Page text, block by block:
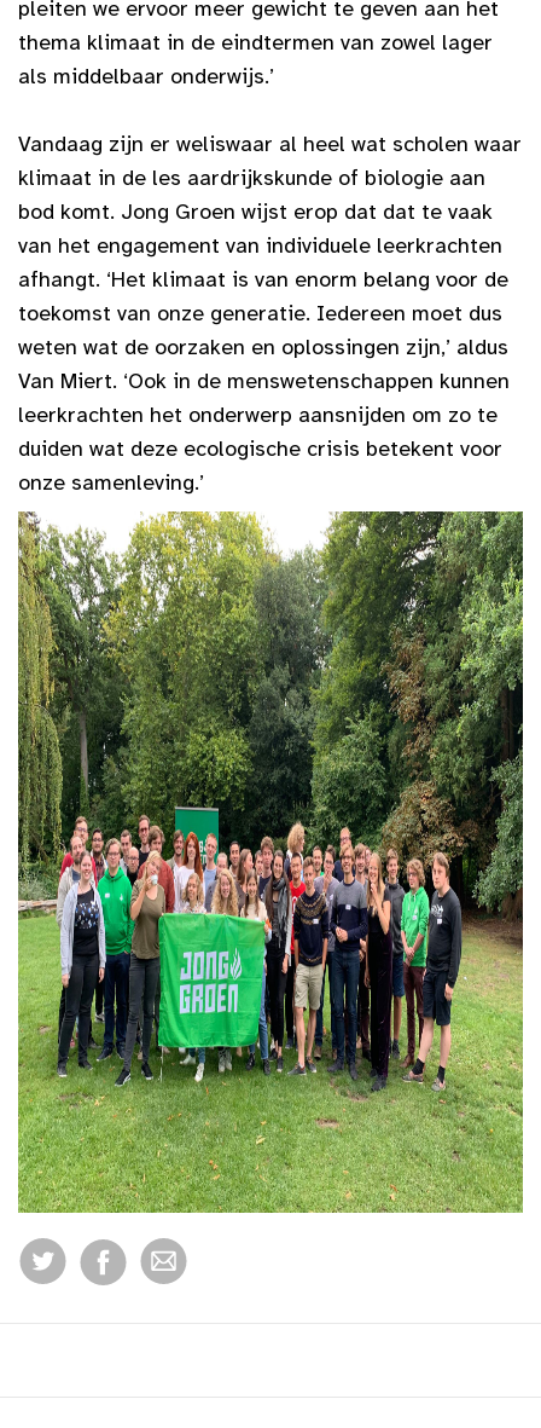
pleiten we ervoor meer gewicht te geven aan het
thema klimaat in de eindtermen van zowel lager
als middelbaar onderwijs.’
Vandaag zijn er weliswaar al heel wat scholen waar
klimaat in de les aardrijkskunde of biologie aan
bod komt. Jong Groen wijst erop dat dat te vaak
van het engagement van individuele leerkrachten
afhangt. ‘Het klimaat is van enorm belang voor de
toekomst van onze generatie. Iedereen moet dus
weten wat de oorzaken en oplossingen zijn,’ aldus
Van Miert. ‘Ook in de menswetenschappen kunnen
leerkrachten het onderwerp aansnijden om zo te
duiden wat deze ecologische crisis betekent voor
onze samenleving.’